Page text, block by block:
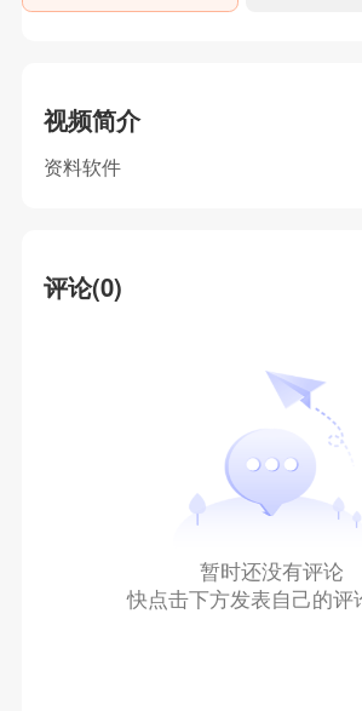
视频简介
资料软件
评论(0)
暂时还没有评论
快点击下方发表自己的评